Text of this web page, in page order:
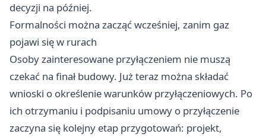
decyzji na później.
Formalności można zacząć wcześniej, zanim gaz
pojawi się w rurach
Osoby zainteresowane przyłączeniem nie muszą
czekać na finał budowy. Już teraz można składać
wnioski o określenie warunków przyłączeniowych. Po
ich otrzymaniu i podpisaniu umowy o przyłączenie
zaczyna się kolejny etap przygotowań: projekt,